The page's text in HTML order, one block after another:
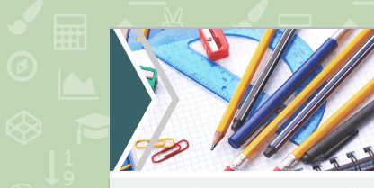
Перейти
к
основному
содержимому